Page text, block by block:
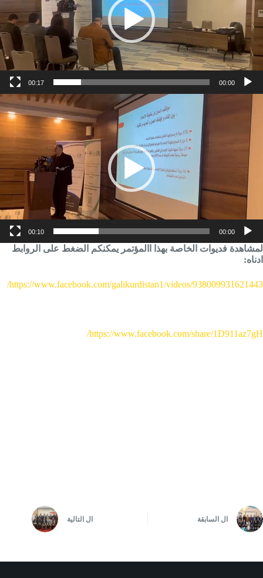
00:00
00:17
مشغل
الفيديو
00:00
00:10
لمشاهدة فديوات الخاصة بهذا االمؤتمر يمكنكم الضغط على الروابط
ادناه:
https://www.facebook.com/galikurdistan1/videos/938009931621443/
https://www.facebook.com/share/1D911az7gH/
ال السابقة ال التالية